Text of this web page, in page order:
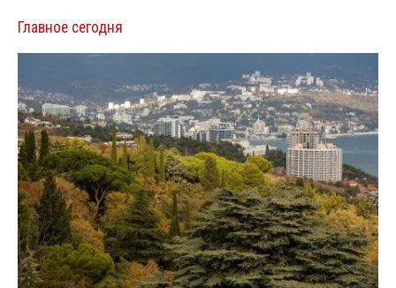
Главное сегодня